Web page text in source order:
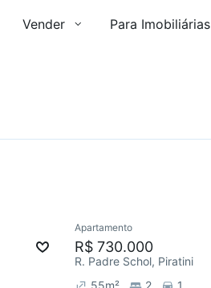
Vender Para Imobiliárias
Chegou este mês
Apartamento
R$ 730.000
R. Padre Schol, Piratini
55m² 2 1